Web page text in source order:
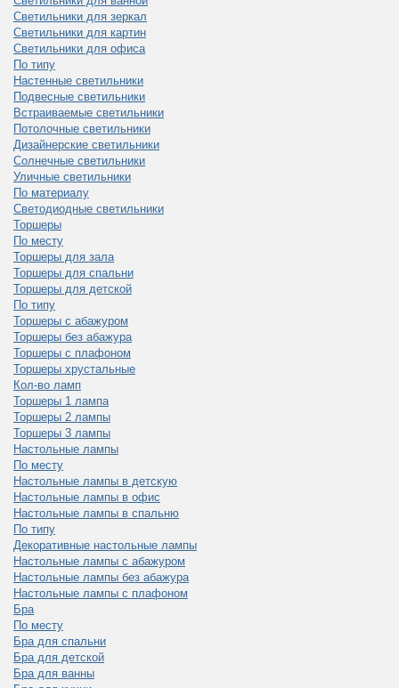
Светильники для зеркал
Светильники для картин
Светильники для офиса
По типу
Настенные светильники
Подвесные светильники
Встраиваемые светильники
Потолочные светильники
Дизайнерские светильники
Солнечные светильники
Уличные светильники
По материалу
Светодиодные светильники
Торшеры
По месту
Торшеры для зала
Торшеры для спальни
Торшеры для детской
По типу
Торшеры с абажуром
Торшеры без абажура
Торшеры с плафоном
Торшеры хрустальные
Кол-во ламп
Торшеры 1 лампа
Торшеры 2 лампы
Торшеры 3 лампы
Настольные лампы
По месту
Настольные лампы в детскую
Настольные лампы в офис
Настольные лампы в спальню
По типу
Декоративные настольные лампы
Настольные лампы с абажуром
Настольные лампы без абажура
Настольные лампы с плафоном
Бра
По месту
Бра для спальни
Бра для детской
Бра для ванны